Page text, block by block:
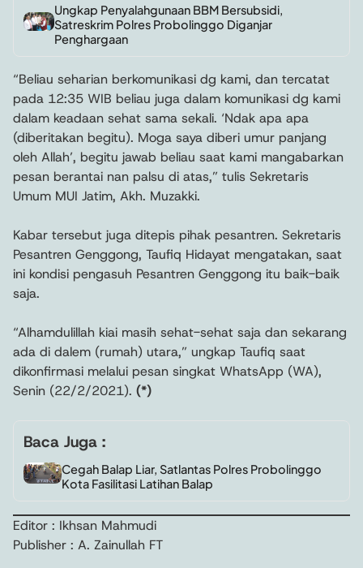
Ungkap Penyalahgunaan BBM Bersubsidi,
Satreskrim Polres Probolinggo Diganjar
Penghargaan
“Beliau seharian berkomunikasi dg kami, dan tercatat
pada 12:35 WIB beliau juga dalam komunikasi dg kami
dalam keadaan sehat sama sekali. ‘Ndak apa apa
(diberitakan begitu). Moga saya diberi umur panjang
oleh Allah’, begitu jawab beliau saat kami mangabarkan
pesan berantai nan palsu di atas,” tulis Sekretaris
Umum MUI Jatim, Akh. Muzakki.
Kabar tersebut juga ditepis pihak pesantren. Sekretaris
Pesantren Genggong, Taufiq Hidayat mengatakan, saat
ini kondisi pengasuh Pesantren Genggong itu baik-baik
saja.
“Alhamdulillah kiai masih sehat-sehat saja dan sekarang
ada di dalem (rumah) utara,” ungkap Taufiq saat
dikonfirmasi melalui pesan singkat WhatsApp (WA),
Senin (22/2/2021). (*)
Baca Juga :
Cegah Balap Liar, Satlantas Polres Probolinggo
Kota Fasilitasi Latihan Balap
Editor : Ikhsan Mahmudi
Publisher : A. Zainullah FT